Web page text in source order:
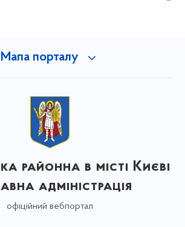
Мапа порталу
районна в місті Києві
адміністрація
офіційний вебпортал